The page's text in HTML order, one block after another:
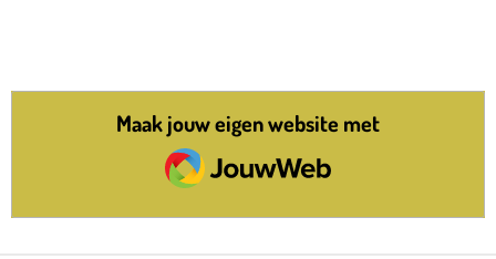
Maak jouw eigen website met
JouwWeb